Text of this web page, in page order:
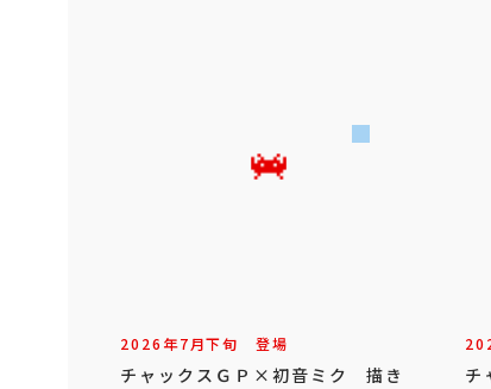
2026年7月下旬 登場
チャックスＧＰ×初音ミク 描き
チ